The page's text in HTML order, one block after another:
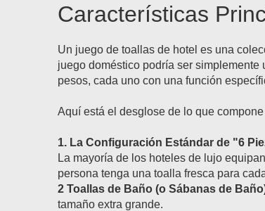
Características
Un juego de toallas de hotel es una
juego doméstico podría ser
pesos, cada uno con una función
Aquí está el desglose de lo que
1. La Configuración Estándar de "6
La mayoría de los hoteles de lujo
persona tenga una toalla fresca para
2 Toallas de Baño (o Sábanas de
tamaño extra grande.